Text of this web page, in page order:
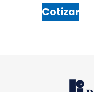
Cotizar